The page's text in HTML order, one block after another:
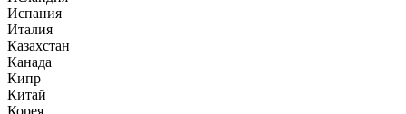
Испания
Италия
Казахстан
Канада
Кипр
Китай
Корея